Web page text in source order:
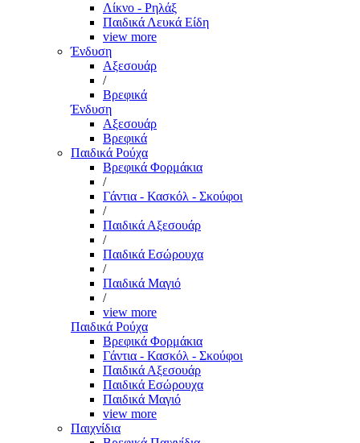
Λίκνο - Ρηλάξ
Παιδικά Λευκά Είδη
view more
Ένδυση
Αξεσουάρ
/
Βρεφικά
Ένδυση
Αξεσουάρ
Βρεφικά
Παιδικά Ρούχα
Βρεφικά Φορμάκια
/
Γάντια - Κασκόλ - Σκούφοι
/
Παιδικά Αξεσουάρ
/
Παιδικά Εσώρουχα
/
Παιδικά Μαγιό
/
view more
Παιδικά Ρούχα
Βρεφικά Φορμάκια
Γάντια - Κασκόλ - Σκούφοι
Παιδικά Αξεσουάρ
Παιδικά Εσώρουχα
Παιδικά Μαγιό
view more
Παιχνίδια